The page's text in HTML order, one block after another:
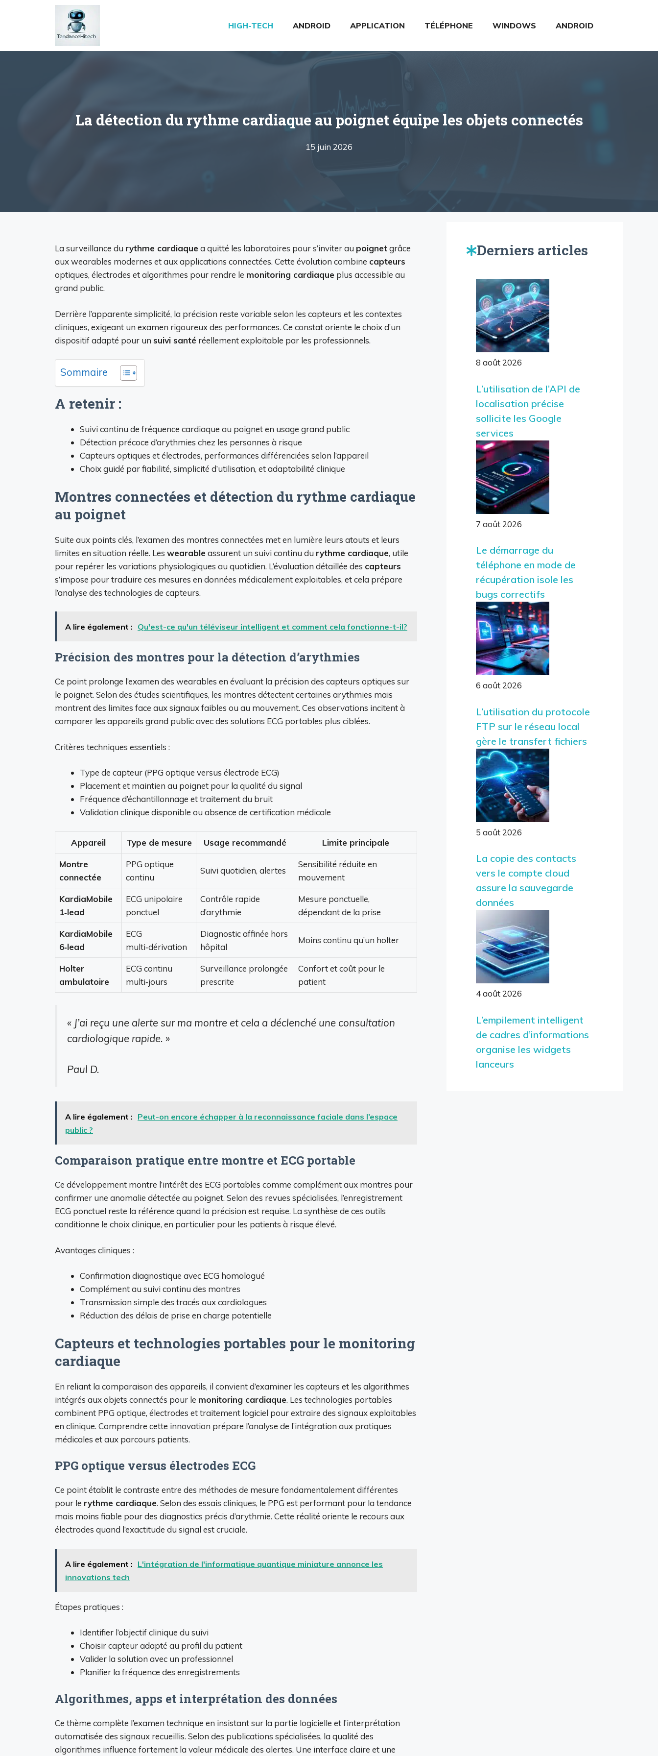
HIGH-TECH ANDROID APPLICATION TÉLÉPHONE WINDOWS ANDROID
La détection du rythme cardiaque au poignet équipe les objets connectés
15 juin 2026
La surveillance du rythme cardiaque a quitté les laboratoires pour s’inviter au poignetgrâce
aux wearables modernes et aux applications connectées. Cette évolution combine capteurs
optiques, électrodes et algorithmes pour rendre le monitoring cardiaque plus accessible au
grand public.
Derrière l’apparente simplicité, la précision reste variable selon les capteurs et les contextes
cliniques, exigeant un examen rigoureux des performances. Ce constat oriente le choix d’un
dispositif adapté pour un suivi santé réellement exploitable par les professionnels.
Sommaire
A retenir :
Suivi continu de fréquence cardiaque au poignet en usage grand public
Détection précoce d’arythmies chez les personnes à risque
Capteurs optiques et électrodes, performances différenciées selon l’appareil
Choix guidé par fiabilité, simplicité d’utilisation, et adaptabilité clinique
Montres connectées et détection du rythme cardiaque
au poignet
Suite aux points clés, l’examen des montres connectées met en lumière leurs atouts et leurs
limites en situation réelle. Les wearable assurent un suivi continu du rythme cardiaque, utile
pour repérer les variations physiologiques au quotidien. L’évaluation détaillée des capteurs
s’impose pour traduire ces mesures en données médicalement exploitables, et cela prépare
l’analyse des technologies de capteurs.
A lire également : Qu'est-ce qu'un téléviseur intelligent et comment cela fonctionne-t-il?
Précision des montres pour la détection d’arythmies
Ce point prolonge l’examen des wearables en évaluant la précision des capteurs optiques sur
le poignet. Selon des études scientifiques, les montres détectent certaines arythmies mais
montrent des limites face aux signaux faibles ou au mouvement. Ces observations incitent à
comparer les appareils grand public avec des solutions ECG portables plus ciblées.
Critères techniques essentiels :
Type de capteur (PPG optique versus électrode ECG)
Placement et maintien au poignet pour la qualité du signal
Fréquence d’échantillonnage et traitement du bruit
Validation clinique disponible ou absence de certification médicale
Appareil Type de mesure Usage recommandé Limite principale
Montre
connectée
PPG optique
continu
Suivi quotidien, alertes
Sensibilité réduite en
mouvement
KardiaMobile
1‑lead
ECG unipolaire
ponctuel
Contrôle rapide
d’arythmie
Mesure ponctuelle,
dépendant de la prise
KardiaMobile
6‑lead
ECG
multi‑dérivation
Diagnostic affinée hors
hôpital
Moins continu qu’un holter
Holter
ambulatoire
ECG continu
multi‑jours
Surveillance prolongée
prescrite
Confort et coût pour le
patient
« J’ai reçu une alerte sur ma montre et cela a déclenché une consultation
cardiologique rapide. »
Paul D.
A lire également : Peut-on encore échapper à la reconnaissance faciale dans l’espace
public ?
Comparaison pratique entre montre et ECG portable
Ce développement montre l’intérêt des ECG portables comme complément aux montres pour
confirmer une anomalie détectée au poignet. Selon des revues spécialisées, l’enregistrement
ECG ponctuel reste la référence quand la précision est requise. La synthèse de ces outils
conditionne le choix clinique, en particulier pour les patients à risque élevé.
Avantages cliniques :
Confirmation diagnostique avec ECG homologué
Complément au suivi continu des montres
Transmission simple des tracés aux cardiologues
Réduction des délais de prise en charge potentielle
Capteurs et technologies portables pour le monitoring
cardiaque
En reliant la comparaison des appareils, il convient d’examiner les capteurs et les algorithmes
intégrés aux objets connectés pour le monitoring cardiaque. Les technologies portables
combinent PPG optique, électrodes et traitement logiciel pour extraire des signaux exploitables
en clinique. Comprendre cette innovation prépare l’analyse de l’intégration aux pratiques
médicales et aux parcours patients.
PPG optique versus électrodes ECG
Ce point établit le contraste entre des méthodes de mesure fondamentalement différentes
pour le rythme cardiaque. Selon des essais cliniques, le PPG est performant pour la tendance
mais moins fiable pour des diagnostics précis d’arythmie. Cette réalité oriente le recours aux
électrodes quand l’exactitude du signal est cruciale.
A lire également : L'intégration de l'informatique quantique miniature annonce les
innovations tech
Étapes pratiques :
Identifier l’objectif clinique du suivi
Choisir capteur adapté au profil du patient
Valider la solution avec un professionnel
Planifier la fréquence des enregistrements
Algorithmes, apps et interprétation des données
Ce thème complète l’examen technique en insistant sur la partie logicielle et l’interprétation
automatisée des signaux recueillis. Selon des publications spécialisées, la qualité des
algorithmes influence fortement la valeur médicale des alertes. Une interface claire et une
Derniers articles
8 août 2026
L’utilisation de l’API de
localisation précise
sollicite les Google
services
7 août 2026
Le démarrage du
téléphone en mode de
récupération isole les
bugs correctifs
6 août 2026
L’utilisation du protocole
FTP sur le réseau local
gère le transfert fichiers
5 août 2026
La copie des contacts
vers le compte cloud
assure la sauvegarde
données
4 août 2026
L’empilement intelligent
de cadres d’informations
organise les widgets
lanceurs